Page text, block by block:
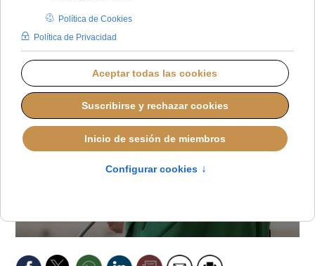
JAVIER RUIZ ARREGUI
PAPA LEÓN XIV
LUNES, 06 OCTUBRE 2025 11:54